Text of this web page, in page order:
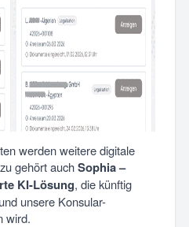
werden weitere digitale
gehört auchSophia –
KI-Lösung, die künftig
unsere Konsular-
wird.